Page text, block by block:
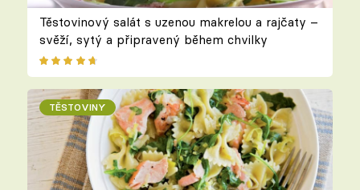
Těstovinový salát s uzenou makrelou a rajčaty –
svěží, sytý a připravený během chvilky
TĚSTOVINY